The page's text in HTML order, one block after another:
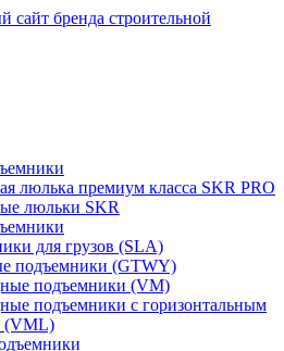
люлька премиум класса SKR PRO
люльки SKR
для грузов (SLA)
подъемники (GTWY)
подъемники (VM)
подъемники c горизонтальным
(VML)